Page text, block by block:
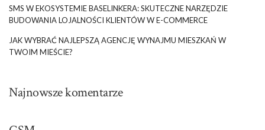
SMS W EKOSYSTEMIE BASELINKERA: SKUTECZNE NARZĘDZIE
BUDOWANIA LOJALNOŚCI KLIENTÓW W E-COMMERCE
JAK WYBRAĆ NAJLEPSZĄ AGENCJĘ WYNAJMU MIESZKAŃ W
TWOIM MIEŚCIE?
Najnowsze komentarze